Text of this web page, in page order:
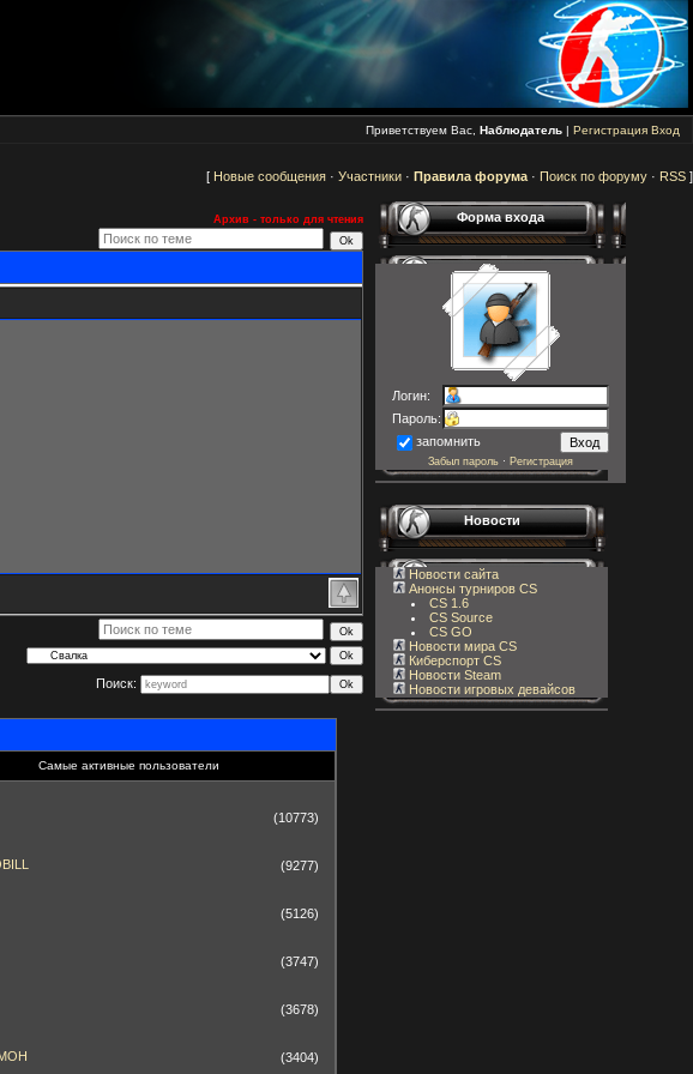
Приветствуем Вас, Наблюдатель | Регистрация Вход
[ Новые сообщения · Участники · Правила форума · Поиск по форуму · RSS ]
Архив - только для чтения
Поиск:
Самые активные пользователи
(10773)
(9277)
(5126)
(3747)
(3678)
(3404)
Форма входа
Логин:
Пароль:
запомнить
Забыл пароль · Регистрация
Новости
Новости сайта
Анонсы турниров CS
CS 1.6
CS Source
CS GO
Новости мира CS
Киберспорт CS
Новости Steam
Новости игровых девайсов